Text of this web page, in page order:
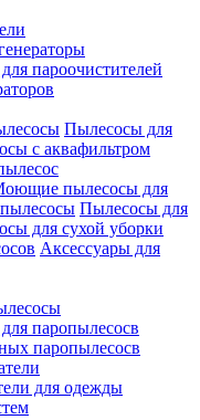
пароочистителей
Пылесосы для
с аквафильтром
пылесосы для
Пылесосы для
для сухой уборки
Аксессуары для
паропылесосв
паропылесосв
для одежды